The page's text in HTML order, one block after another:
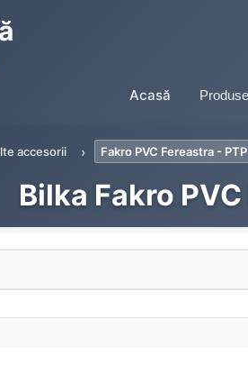
Acasă Produse
accesorii Fakro PVC Fereastra -
Bilka Fakro